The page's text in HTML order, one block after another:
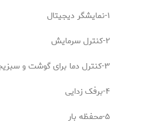
۱-نمایشگر دیجیتال
۲-کنترل سرمایش
۳-کنترل دما برای گوشت و سبزیجات
۴-برفک زدایی
۵-محفظه بار